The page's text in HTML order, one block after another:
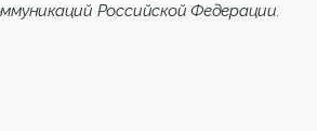
Российской Федерации.